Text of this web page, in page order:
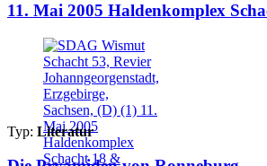
11. Mai 2005 Haldenkomplex
Typ: Literatur